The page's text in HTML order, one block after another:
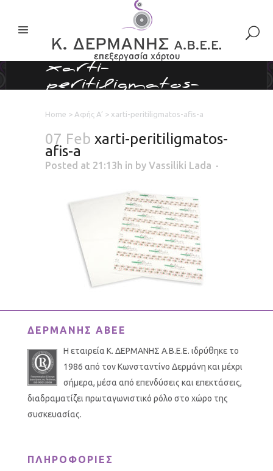
xarti-
peritiligmatos-
Home > Αφής A’ > xarti-peritiligmatos-afis-a
07 Feb xarti-peritiligmatos-
afis-a
Posted at 21:13h in by Vassiliki Lada
ΔΕΡΜΑΝΗΣ ΑΒΕΕ
Η εταιρεία Κ. ΔΕΡΜΑΝΗΣ Α.Β.Ε.Ε. ιδρύθηκε το
1986 από τον Κωνσταντίνο Δερμάνη και μέχρι
σήμερα, μέσα από επενδύσεις και επεκτάσεις,
διαδραματίζει πρωταγωνιστικό ρόλο στο χώρο της
συσκευασίας.
ΠΛΗΡΟΦΟΡΙΕΣ